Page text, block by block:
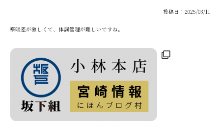
投稿日：2025/03/11
寒暖差が激しくて、体調管理が難しいですね。